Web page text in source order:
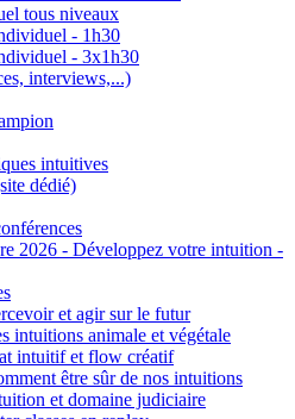
tous niveaux
- 1h30
- 3x1h30
interviews,...)
intuitives
dédié)
2026 - Développez votre intuition -
et agir sur le futur
intuitions animale et végétale
intuitif et flow créatif
être sûr de nos intuitions
et domaine judiciaire